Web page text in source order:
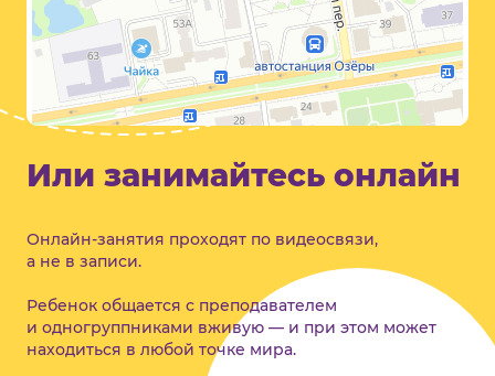
Или занимайтесь онлайн
Онлайн-занятия проходят по видеосвязи,
а не в записи.
Ребенок общается с преподавателем
и одногруппниками вживую — и при этом может
находиться в любой точке мира.